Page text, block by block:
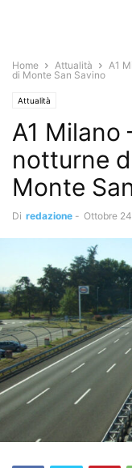
Home Attualità
A1
di Monte San Savino
Attualità
A1 Milano
notturne
Monte
Di redazione - Ottobre